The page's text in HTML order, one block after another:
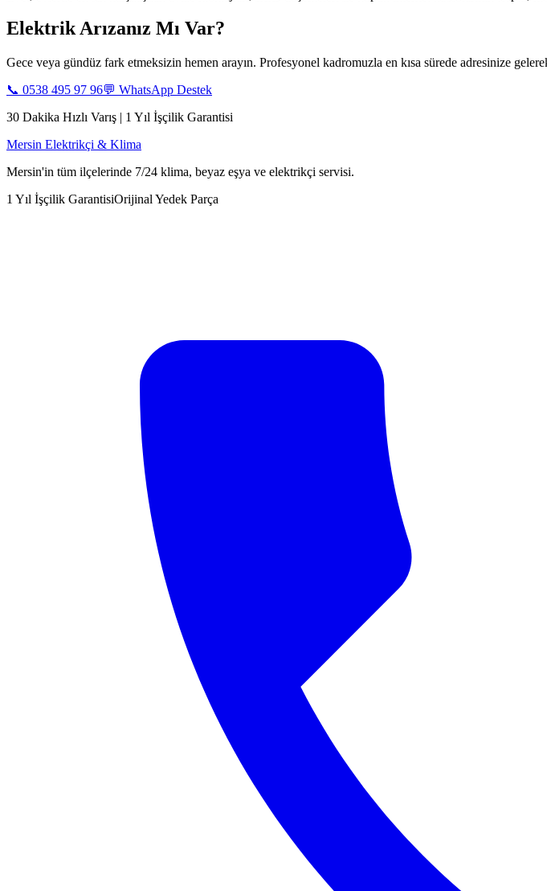
Elektrik Arızanız Mı Var?
Gece veya gündüz fark etmeksizin hemen arayın. Profesyonel kadromuzla en kısa sürede adresinize
📞 0538 495 97 96💬 WhatsApp Destek
30 Dakika Hızlı Varış | 1 Yıl İşçilik Garantisi
Mersin Elektrikçi & Klima
Mersin'in tüm ilçelerinde 7/24 klima, beyaz eşya ve elektrikçi servisi.
1 Yıl İşçilik GarantisiOrijinal Yedek Parça